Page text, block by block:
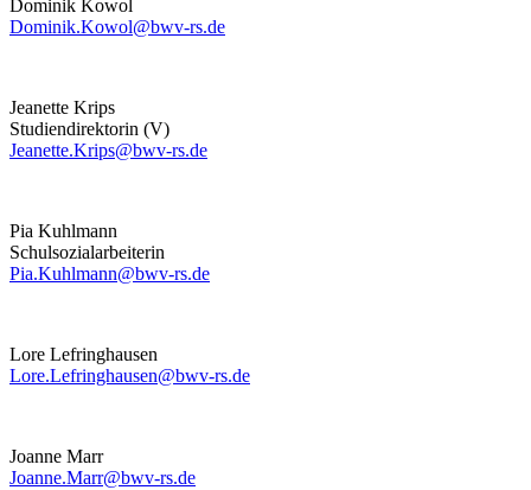
Dominik Kowol
Dominik.Kowol@bwv-rs.de
Jeanette Krips
Studiendirektorin (V)
Jeanette.Krips@bwv-rs.de
Pia Kuhlmann
Schulsozialarbeiterin
Pia.Kuhlmann@bwv-rs.de
Lore Lefringhausen
Lore.Lefringhausen@bwv-rs.de
Joanne Marr
Joanne.Marr@bwv-rs.de